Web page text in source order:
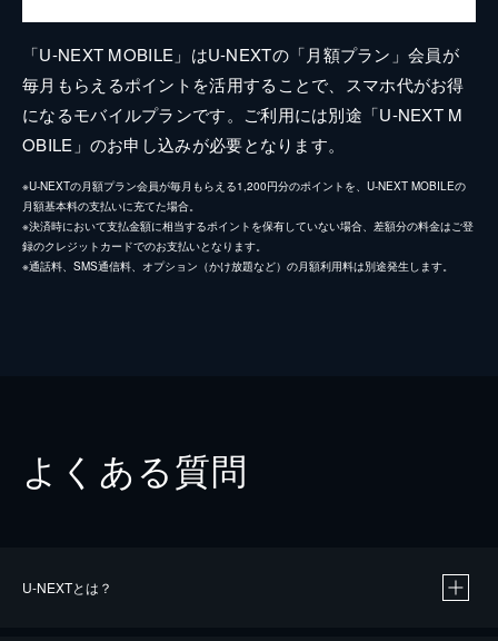
「U-NEXT MOBILE」はU-NEXTの「月額プラン」会員が
毎月もらえるポイントを活用することで、スマホ代がお得
になるモバイルプランです。ご利用には別途「U-NEXT M
OBILE」のお申し込みが必要となります。
※U-NEXTの月額プラン会員が毎月もらえる1,200円分のポイントを、U-NEXT MOBILEの
月額基本料の支払いに充てた場合。
※決済時において支払金額に相当するポイントを保有していない場合、差額分の料金はご登
録のクレジットカードでのお支払いとなります。
※通話料、SMS通信料、オプション（かけ放題など）の月額利用料は別途発生します。
よくある質問
U-NEXTとは？